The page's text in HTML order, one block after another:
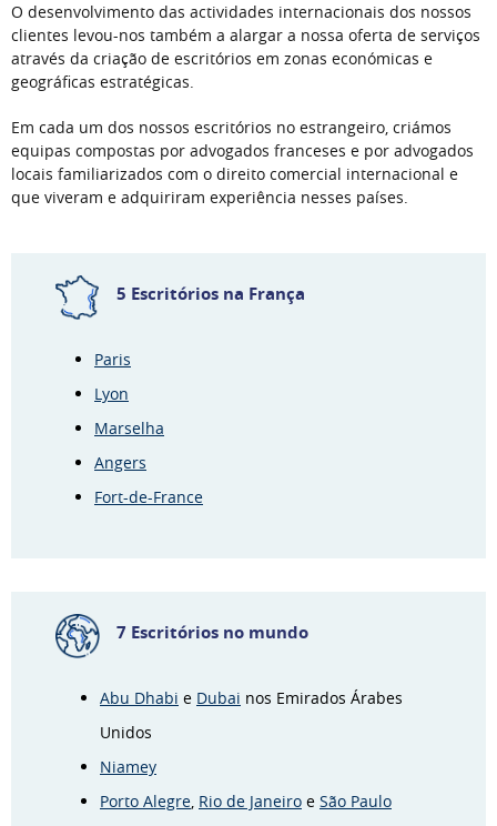
O desenvolvimento das actividades internacionais dos nossos
clientes levou-nos também a alargar a nossa oferta de serviços
através da criação de escritórios em zonas económicas e
geográficas estratégicas.
Em cada um dos nossos escritórios no estrangeiro, criámos
equipas compostas por advogados franceses e por advogados
locais familiarizados com o direito comercial internacional e
que viveram e adquiriram experiência nesses países.
5 Escritórios na França
Paris
Lyon
Marselha
Angers
Fort-de-France
7 Escritórios no mundo
Abu Dhabi e Dubai nos Emirados Árabes
Unidos
Niamey
Porto Alegre, Rio de Janeiro e São Paulo